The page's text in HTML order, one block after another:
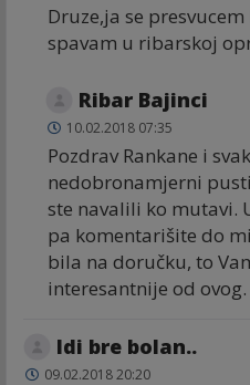
Druze,ja se
spavam u ribarskoj
Ribar Bajinci
10.02.2018 07:35
Pozdrav Rankane i
nedobronamjerni
ste navalili ko mutavi.
pa komentarišite do
bila na doručku, to
interesantnije od ovog.
Idi bre bolan..
09.02.2018 20:20